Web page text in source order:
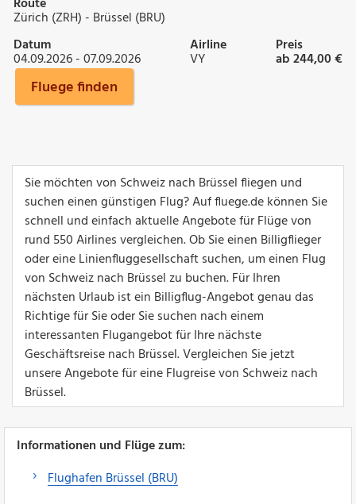
Zürich (ZRH) - Brüssel (BRU)
Datum
04.09.2026 - 07.09.2026
Airline
VY
Preis
ab 244,00 €
Fluege finden
Sie möchten von Schweiz nach Brüssel fliegen und
suchen einen günstigen Flug? Auf fluege.de können Sie
schnell und einfach aktuelle Angebote für Flüge von
rund 550 Airlines vergleichen. Ob Sie einen Billigflieger
oder eine Linienfluggesellschaft suchen, um einen Flug
von Schweiz nach Brüssel zu buchen. Für Ihren
nächsten Urlaub ist ein Billigflug-Angebot genau das
Richtige für Sie oder Sie suchen nach einem
interessanten Flugangebot für Ihre nächste
Geschäftsreise nach Brüssel. Vergleichen Sie jetzt
unsere Angebote für eine Flugreise von Schweiz nach
Brüssel.
Informationen und Flüge zum:
Flughafen Brüssel (BRU)